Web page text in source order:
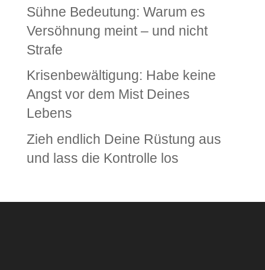
Sühne Bedeutung: Warum es
Versöhnung meint – und nicht
Strafe
Krisenbewältigung: Habe keine
Angst vor dem Mist Deines
Lebens
Zieh endlich Deine Rüstung aus
und lass die Kontrolle los